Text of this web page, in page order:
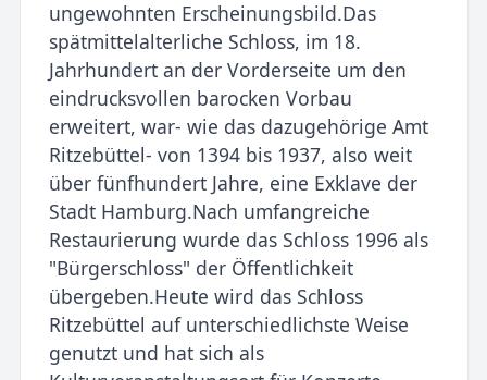
ungewohnten Erscheinungsbild.Das
spätmittelalterliche Schloss, im 18.
Jahrhundert an der Vorderseite um den
eindrucksvollen barocken Vorbau
erweitert, war- wie das dazugehörige Amt
Ritzebüttel- von 1394 bis 1937, also weit
über fünfhundert Jahre, eine Exklave der
Stadt Hamburg.Nach umfangreiche
Restaurierung wurde das Schloss 1996 als
"Bürgerschloss" der Öffentlichkeit
übergeben.Heute wird das Schloss
Ritzebüttel auf unterschiedlichste Weise
genutzt und hat sich als